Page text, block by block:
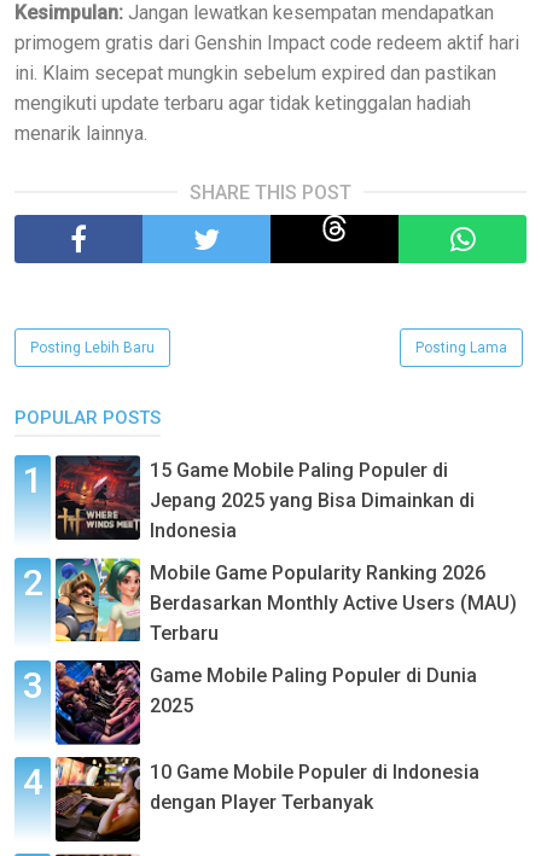
Kesimpulan: Jangan lewatkan kesempatan mendapatkan
primogem gratis dari Genshin Impact code redeem aktif hari
ini. Klaim secepat mungkin sebelum expired dan pastikan
mengikuti update terbaru agar tidak ketinggalan hadiah
menarik lainnya.
SHARE THIS POST
Posting Lebih Baru Posting Lama
POPULAR POSTS
15 Game Mobile Paling Populer di
Jepang 2025 yang Bisa Dimainkan di
Indonesia
Mobile Game Popularity Ranking 2026
Berdasarkan Monthly Active Users (MAU)
Terbaru
Game Mobile Paling Populer di Dunia
2025
10 Game Mobile Populer di Indonesia
dengan Player Terbanyak